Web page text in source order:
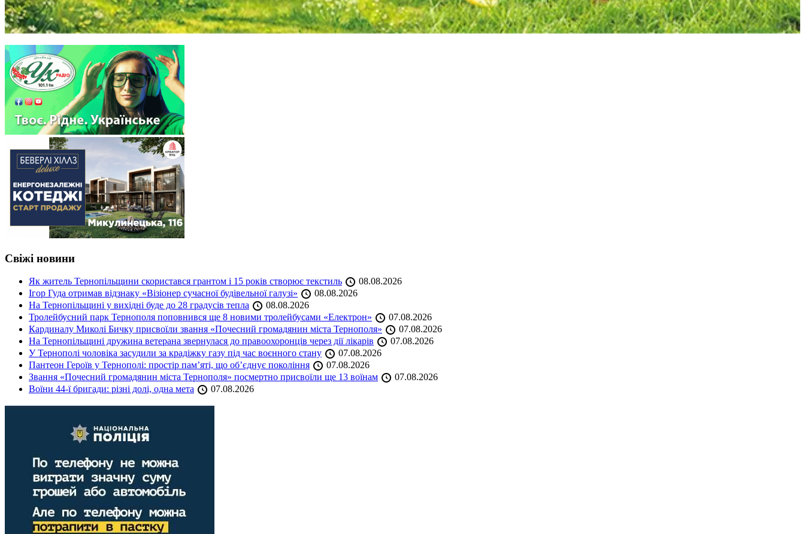
Свіжі новини
Як житель Тернопільщини скористався грантом і 15 років створює текстиль
08.08.2026
Ігор Гуда отримав відзнаку «Візіонер сучасної будівельної галузі»
08.08.2026
На Тернопільщині у вихідні буде до 28 градусів тепла
08.08.2026
Тролейбусний парк Тернополя поповнився ще 8 новими тролейбусами «Електрон»
07.08.2026
Кардиналу Миколі Бичку присвоїли звання «Почесний громадянин міста Тернополя»
07.08.2026
На Тернопільщині дружина ветерана звернулася до правоохоронців через дії лікарів
07.08.2026
У Тернополі чоловіка засудили за крадіжку газу під час воєнного стану
07.08.2026
Пантеон Героїв у Тернополі: простір пам’яті, що об’єднує покоління
07.08.2026
Звання «Почесний громадянин міста Тернополя» посмертно присвоїли ще 13 воїнам
07.08.2026
Воїни 44-ї бригади: різні долі, одна мета
07.08.2026